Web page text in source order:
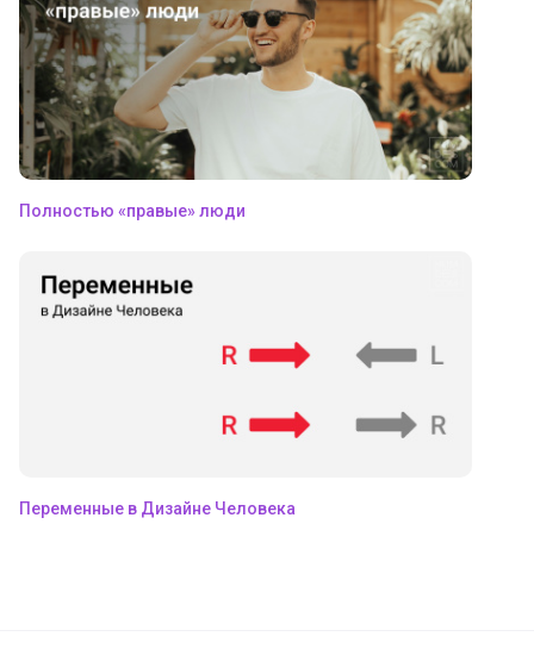
Полностью «правые» люди
Переменные в Дизайне Человека